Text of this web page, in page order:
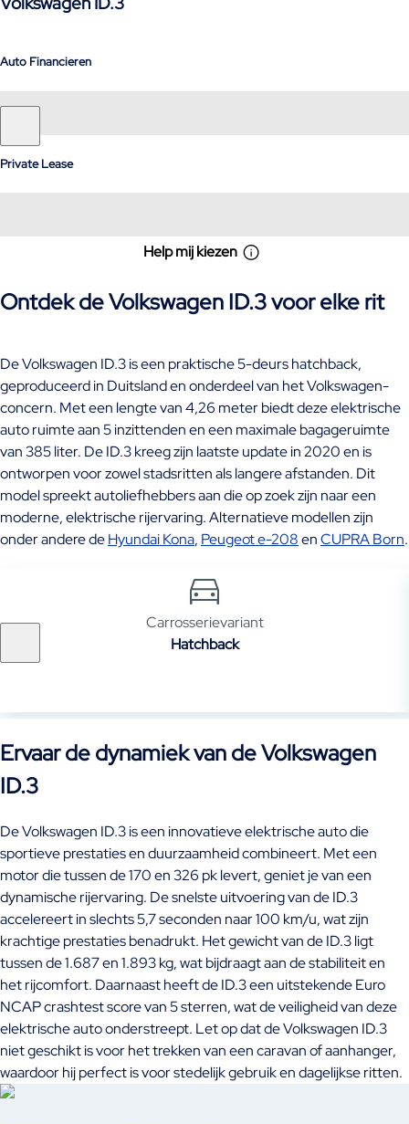
Auto Financieren
Private Lease
Help mij kiezen
Ontdek de Volkswagen ID.3 voor elke rit
De Volkswagen ID.3 is een praktische 5-deurs hatchback,
geproduceerd in Duitsland en onderdeel van het Volkswagen-
concern. Met een lengte van 4,26 meter biedt deze elektrische
auto ruimte aan 5 inzittenden en een maximale bagageruimte
van 385 liter. De ID.3 kreeg zijn laatste update in 2020 en is
ontworpen voor zowel stadsritten als langere afstanden. Dit
model spreekt autoliefhebbers aan die op zoek zijn naar een
moderne, elektrische rijervaring. Alternatieve modellen zijn
onder andere deHyundai Kona, Peugeot e-208enCUPRA Born.
Carrosserievariant
Hatchback
Ervaar de dynamiek van de Volkswagen
ID.3
De Volkswagen ID.3 is een innovatieve elektrische auto die
sportieve prestaties en duurzaamheid combineert. Met een
motor die tussen de 170 en 326 pk levert, geniet je van een
dynamische rijervaring. De snelste uitvoering van de ID.3
accelereert in slechts 5,7 seconden naar 100 km/u, wat zijn
krachtige prestaties benadrukt. Het gewicht van de ID.3 ligt
tussen de 1.687 en 1.893 kg, wat bijdraagt aan de stabiliteit en
het rijcomfort. Daarnaast heeft de ID.3 een uitstekende Euro
NCAP crashtest score van 5 sterren, wat de veiligheid van deze
elektrische auto onderstreept. Let op dat de Volkswagen ID.3
niet geschikt is voor het trekken van een caravan of aanhanger,
waardoor hij perfect is voor stedelijk gebruik en dagelijkse ritten.